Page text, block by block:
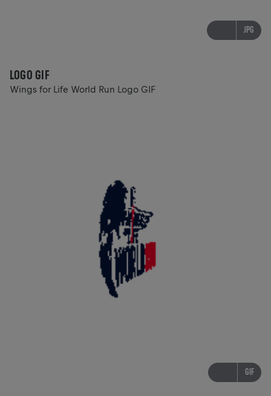
JPG
LOGO GIF
Wings for Life World Run Logo GIF
GIF